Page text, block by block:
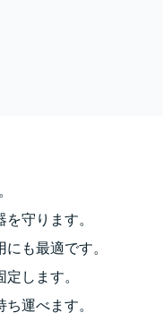
守ります。
も最適です。
します。
運べます。